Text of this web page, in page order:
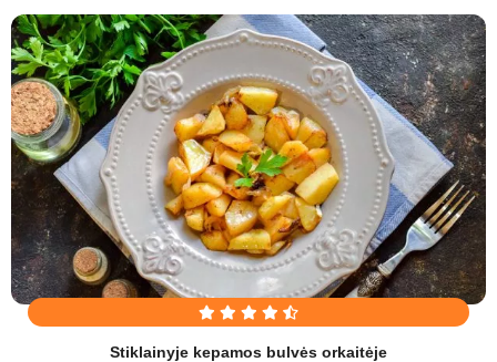
Stiklainyje kepamos bulvės orkaitėje